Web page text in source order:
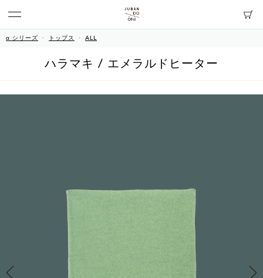
α シリーズ トップス ALL
ハラマキ / エメラルドヒーター